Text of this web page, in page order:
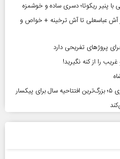
پنیر ریکوتا؛ دسری ساده و خوشمزه
آش عباسعلی تا آش ترخینه + خواص و
پروژهای تفریحی دارد
را از کنه نگیرید!